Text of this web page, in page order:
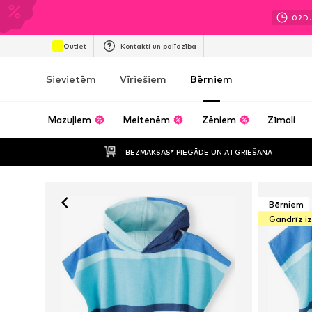
02D.
Outlet Kontakti un palīdzība
Sievietēm Vīriešiem Bērniem
Mazuļiem Meitenēm Zēniem Zīmoli
BEZMAKSAS* PIEGĀDE UN ATGRIEŠANA
Bērniem
Gandrīz